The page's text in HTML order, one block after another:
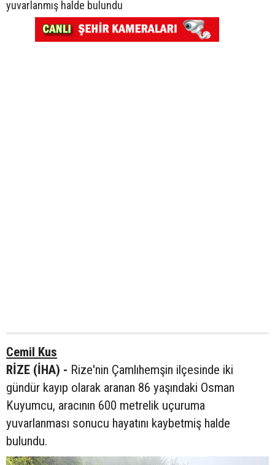
yuvarlanmış halde bulundu
Cemil Kus
RİZE (İHA) - Rize'nin Çamlıhemşin ilçesinde iki
gündür kayıp olarak aranan 86 yaşındaki Osman
Kuyumcu, aracının 600 metrelik uçuruma
yuvarlanması sonucu hayatını kaybetmiş halde
bulundu.